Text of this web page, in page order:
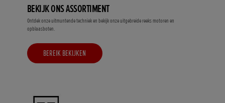
BEKIJK ONS ASSORTIMENT
Ontdek onze uitmuntende techniek en bekijk onze uitgebreide reeks motoren en
opblaasboten.
BEREIK BEKIJKEN